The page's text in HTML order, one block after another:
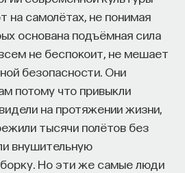
на самолётах, не понимая
основана подъёмная сила
не беспокоит, не мешает
безопасности. Они
потому что привыкли
на протяжении жизни,
тысячи полётов без
внушительную
Но эти же самые люди
ПРОЕКТА
партнёрский материал?